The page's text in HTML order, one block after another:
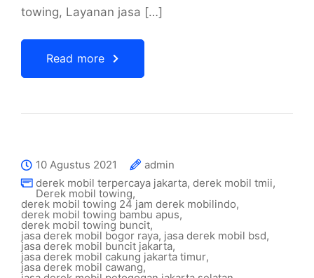
towing, Layanan jasa […]
Read more
10 Agustus 2021
admin
derek mobil terpercaya jakarta, derek mobil tmii,
Derek mobil towing,
derek mobil towing 24 jam derek mobilindo,
derek mobil towing bambu apus,
derek mobil towing buncit,
jasa derek mobil bogor raya, jasa derek mobil bsd,
jasa derek mobil buncit jakarta,
jasa derek mobil cakung jakarta timur,
jasa derek mobil cawang,